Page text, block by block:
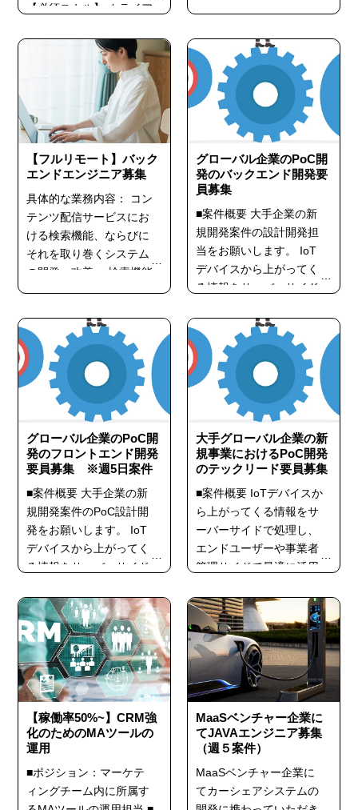
【必須スキル】 クライア
C++ / Java） 【歓迎スキ
ル】 バージョン管理ツー
ル（Git／SVN）使用経験
Git・構成管理経験 Linux
環境でのWebアプリ開発
（Java、JSP、JS） マル
チタスクを柔軟にこなせ
る方 チームで...
を活用した新規インフラ
キテクトとしてサービス
選定・インフラ構築） -
エンジニアチームと連携
しながら、最適なインフ
ラ環境の構築・運用 ■必
須スキル（MUST) - イン
フラ構築エンジニ...
【フルリモート】バック
エンドエンジニア募集
具体的な業務内容： コン
テンツ配信サービスにお
ける検索機能、ならびに
それを取り巻くシステム
の開発・改善 ・検索機能
のバックエンドAPIの開
ための改善・開発 必須ス
キル： ※すべて必須 ・
JAVA、またはPythonを用
いたソフトウェア開発経
験3年以上 ・Webアプリ
ケーションのバックエン
ド（API、バッチ処理
等）...
グローバル企業のPoC開
発のバックエンド開発要
員募集
■案件概要 大手企業の新
規開発案件の設計開発担
当をお願いします。 IoT
デバイスから上がってく
る情報をサーバーサイド
ーや事業者管理サイドで
最適に活用できるような
サービスを検討しており
ます。 このサーバーサイ
ドの設計構築をお願いし
ます。 発注企業の担当者
の人柄がよく、提案を受
け入れてもらえる環境な
のでや...
グローバル企業のPoC開
発のフロントエンド開発
要員募集 ※週5日案件
■案件概要 大手企業の新
規開発案件のPoC設計開
発をお願いします。 IoT
デバイスから上がってく
る情報をサーバーサイド
ーや事業者管理サイドで
最適に活用できるような
サービスを検討しており
ます。 このエンドユーザ
ー、事業者管理サイドへ
のフロントエンドの設計
構築をお願いします。 発
注企業の担当者の人柄が
よく、...
大手グローバル企業の新
規事業におけるPoC開発
のテックリード要員募集
■案件概要 IoTデバイスか
ら上がってくる情報をサ
ーバーサイドで処理し、
エンドユーザーや事業者
管理サイドで最適に活用
検討しております。 この
サーバーサイドの設計構
築、エンドユーザー、事
業者管理サイドへのフロ
ント開発におけるテック
リードをお願いします。
発注企業の担当者の人柄
がよく、提案を受け入れ
てもら...
【稼働率50%~】CRM強
化のためのMAツールの
運用
■ポジション：マーケテ
ィングチーム内に所属す
MaaSベンチャー企業に
てJAVAエンジニア募集
（週５案件）
MaaSベンチャー企業に
てカーシェアシステムの